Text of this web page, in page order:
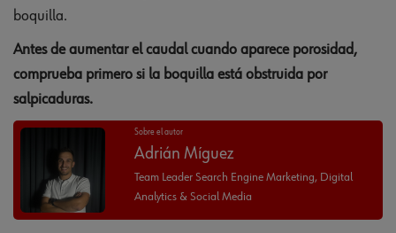
boquilla.
Antes de aumentar el caudal cuando aparece porosidad,
comprueba primero si la boquilla está obstruida por
salpicaduras.
Sobre el autor
Adrián Míguez
Team Leader Search Engine Marketing, Digital
Analytics & Social Media